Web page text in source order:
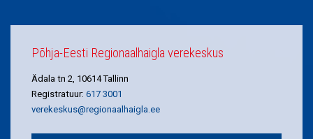
Põhja-Eesti Regionaalhaigla verekeskus
Ädala tn 2, 10614 Tallinn
Registratuur: 617 3001
verekeskus@regionaalhaigla.ee